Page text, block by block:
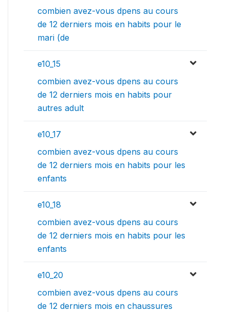
combien avez-vous dpens au cours
de 12 derniers mois en habits pour le
mari (de
e10_15
combien avez-vous dpens au cours
de 12 derniers mois en habits pour
autres adult
e10_17
combien avez-vous dpens au cours
de 12 derniers mois en habits pour les
enfants
e10_18
combien avez-vous dpens au cours
de 12 derniers mois en habits pour les
enfants
e10_20
combien avez-vous dpens au cours
de 12 derniers mois en chaussures